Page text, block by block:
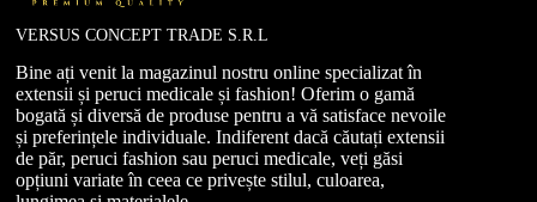
VERSUS CONCEPT TRADE S.R.L
Bine ați venit la magazinul nostru online specializat în
extensii și peruci medicale și fashion! Oferim o gamă
bogată și diversă de produse pentru a vă satisface nevoile
și preferințele individuale. Indiferent dacă căutați extensii
de păr, peruci fashion sau peruci medicale, veți găsi
opțiuni variate în ceea ce privește stilul, culoarea,